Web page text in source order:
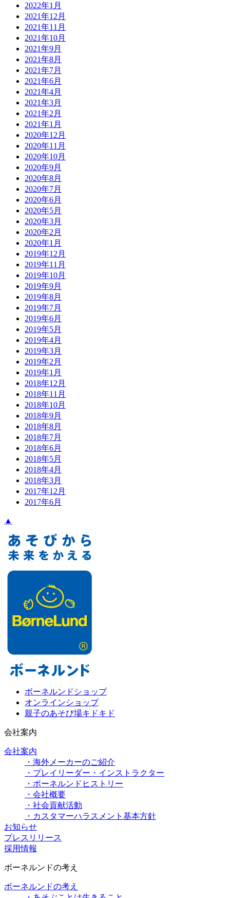
2022年1月
2021年12月
2021年11月
2021年10月
2021年9月
2021年8月
2021年7月
2021年6月
2021年4月
2021年3月
2021年2月
2021年1月
2020年12月
2020年11月
2020年10月
2020年9月
2020年8月
2020年7月
2020年6月
2020年5月
2020年3月
2020年2月
2020年1月
2019年12月
2019年11月
2019年10月
2019年9月
2019年8月
2019年7月
2019年6月
2019年5月
2019年4月
2019年3月
2019年2月
2019年1月
2018年12月
2018年11月
2018年10月
2018年9月
2018年8月
2018年7月
2018年6月
2018年5月
2018年4月
2018年3月
2017年12月
2017年6月
▲
ボーネルンドショップ
オンラインショップ
親子のあそび場キドキド
会社案内
会社案内
・海外メーカーのご紹介
・プレイリーダー・インストラクター
・ボーネルンドヒストリー
・会社概要
・社会貢献活動
・カスタマーハラスメント基本方針
お知らせ
プレスリリース
採用情報
ボーネルンドの考え
ボーネルンドの考え